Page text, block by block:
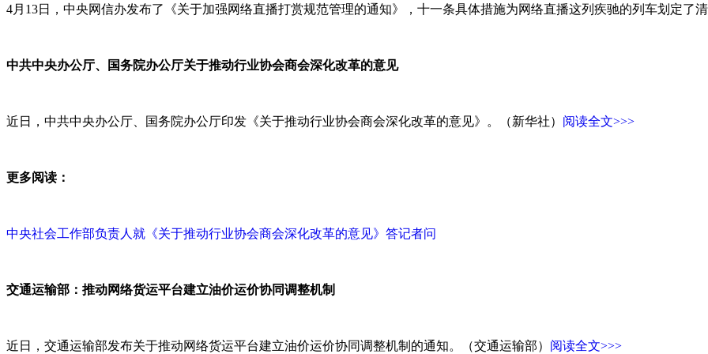
4月13日，中央网信办发布了《关于加强网络直播打赏规范管理的通知》，十一条具体措施为网络直播这列疾驰的列车划定了
中共中央办公厅、国务院办公厅关于推动行业协会商会深化改革的意见
近日，中共中央办公厅、国务院办公厅印发《关于推动行业协会商会深化改革的意见》。（新华社） 阅读全文>>>
更多阅读：
中央社会工作部负责人就《关于推动行业协会商会深化改革的意见》答记者问
交通运输部：推动网络货运平台建立油价运价协同调整机制
近日，交通运输部发布关于推动网络货运平台建立油价运价协同调整机制的通知。（交通运输部） 阅读全文>>>